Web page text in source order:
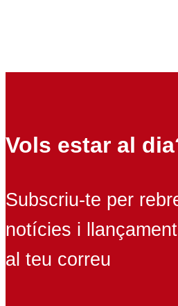
Vols estar al
Subscriu-te per
notícies i
al teu correu